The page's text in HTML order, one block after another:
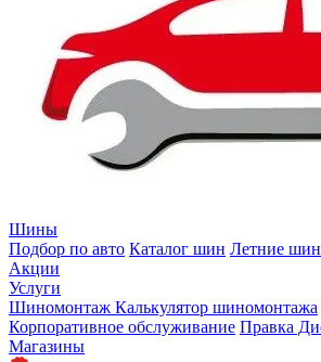
Шины
Подбор по авто Каталог шин Летние
Акции
Услуги
Шиномонтаж Калькулятор шиномонтажа
Корпоративное обслуживание Правка
Магазины